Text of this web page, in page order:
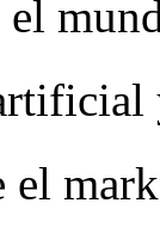
el